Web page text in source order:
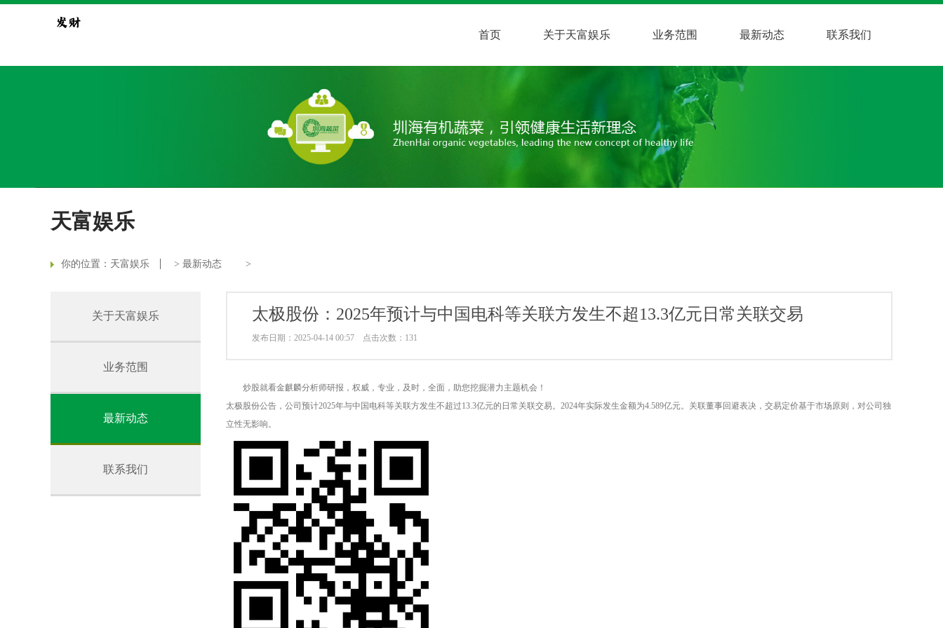
首页 关于天富娱乐 业务范围 最新动态 联系我们
天富娱乐
你的位置： 天富娱乐 > 最新动态 >
关于天富娱乐
业务范围
最新动态
联系我们
太极股份：2025年预计与中国电科等关联方发生不超13.3亿元日常关联交易
发布日期：2025-04-14 00:57 点击次数：131
炒股就看金麒麟分析师研报，权威，专业，及时，全面，助您挖掘潜力主题机会！
太极股份公告，公司预计2025年与中国电科等关联方发生不超过13.3亿元的日常关联交易。2024年实际发生金额为4.589亿元。关联董事回避表决，交易定价基于市场原则，对公司独
立性无影响。